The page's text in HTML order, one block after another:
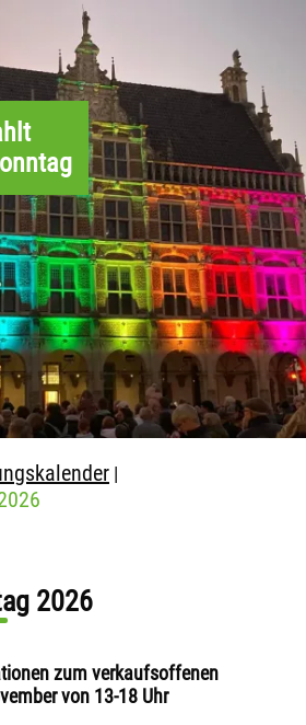
|
2026
zum verkaufsoffenen
von 13-18 Uhr